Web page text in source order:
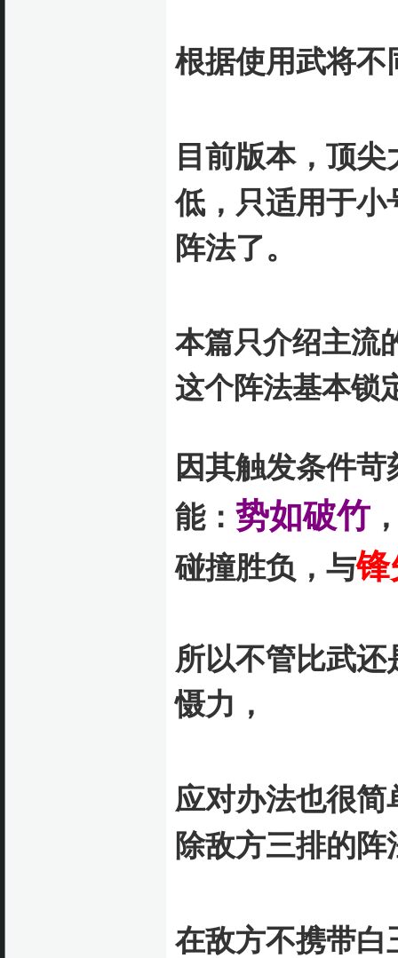
根据使用武将不
目前版本，顶尖
低，只适用于小
阵法了。
本篇只介绍主流
这个阵法基本锁
因其触发条件
能： 势如破竹
碰撞胜负，与锋
所以不管比武
慑力，
应对办法也很
除敌方三排的阵
在敌方不携带白